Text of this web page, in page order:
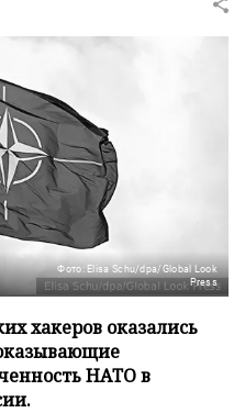
Фото: Elisa Schu/dpa/Global Look
Press
хакеров оказались
НАТО в